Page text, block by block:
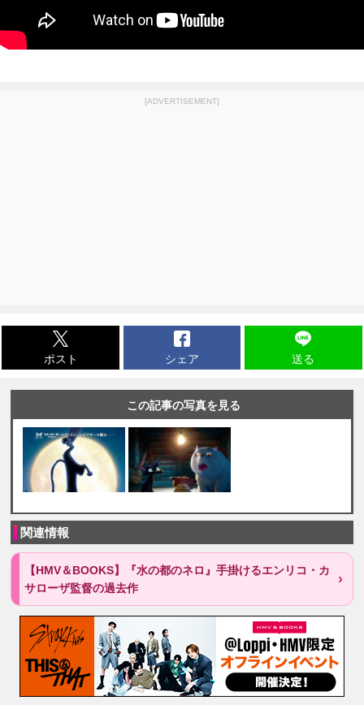
[ADVERTISEMENT]
ポスト シェア 送る
この記事の写真を見る
関連情報
【HMV＆BOOKS】『水の都のネロ』手掛けるエンリコ・カ
サローザ監督の過去作